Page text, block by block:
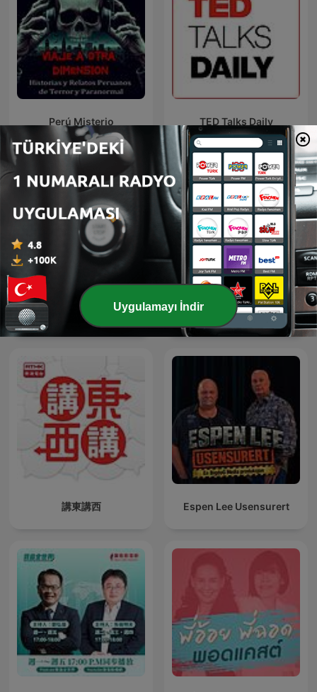
Perú Misterio TED Talks Daily
Čestmír Strakatý LEGEND
講東講西 Espen Lee Usensurert
Uygulamayı İndir